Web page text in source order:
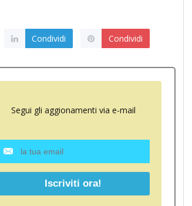
Condividi Condividi
Segui gli aggionamenti via e-mail